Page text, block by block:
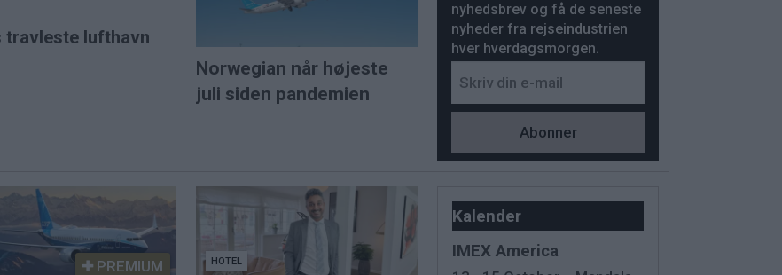
travleste lufthavn
Norwegian når højeste
juli siden pandemien
nyhedsbrev og få de seneste
nyheder fra rejseindustrien
hver hverdagsmorgen.
PREMIUM HOTEL
Kalender
IMEX America